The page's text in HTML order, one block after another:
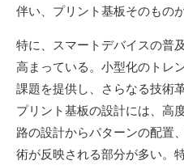
伴い、プリント基板そのもの
特に、スマートデバイスの普
高まっている。小型化のトレ
課題を提供し、さらなる技術
プリント基板の設計には、高
路の設計からパターンの配置
術が反映される部分が多い。